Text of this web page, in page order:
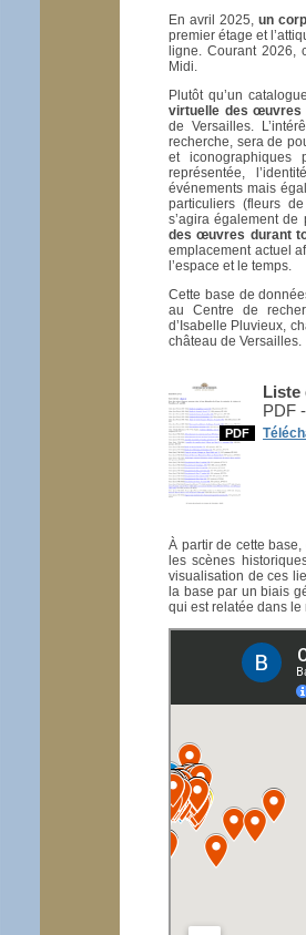
En avril 2025,un
premier étage et
ligne. Courant 2026,
Midi.
Plutôt qu’un
virtuelle des œuvres
de Versailles.
recherche, sera de
et iconographiques
représentée,
événements mais
particuliers (fleurs
s’agira également de
des œuvres durant
emplacement actuel
l’espace et le temps.
Cette base de
au Centre de
d’Isabelle Pluvieux,
château de Versailles.
PDF
Liste
PDF
À partir de cette
les scènes
visualisation de ces
la base par un biais
qui est relatée dans